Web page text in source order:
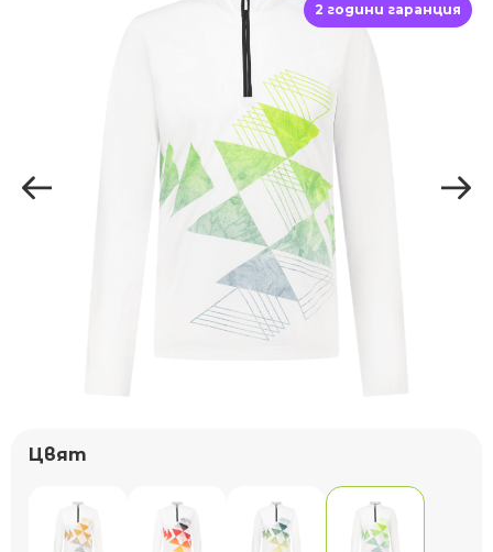
2 години гаранция
Цвят